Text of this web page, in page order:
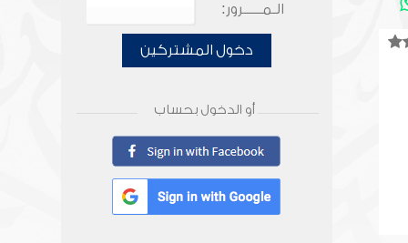
الـمـــــرور:
دخول المشتركين
أو الدخول بحساب